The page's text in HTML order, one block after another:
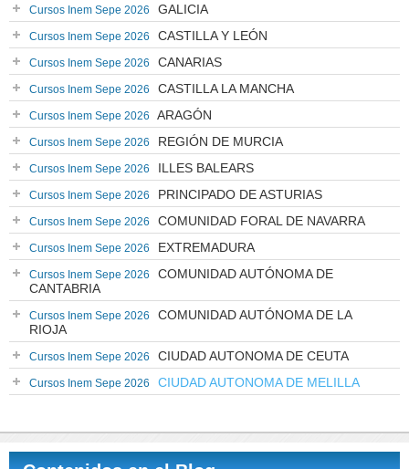
Cursos Inem Sepe 2026 GALICIA
Cursos Inem Sepe 2026 CASTILLA Y LEÓN
Cursos Inem Sepe 2026 CANARIAS
Cursos Inem Sepe 2026 CASTILLA LA MANCHA
Cursos Inem Sepe 2026 ARAGÓN
Cursos Inem Sepe 2026 REGIÓN DE MURCIA
Cursos Inem Sepe 2026 ILLES BALEARS
Cursos Inem Sepe 2026 PRINCIPADO DE ASTURIAS
Cursos Inem Sepe 2026 COMUNIDAD FORAL DE NAVARRA
Cursos Inem Sepe 2026 EXTREMADURA
Cursos Inem Sepe 2026
COMUNIDAD AUTÓNOMA DE
CANTABRIA
Cursos Inem Sepe 2026
COMUNIDAD AUTÓNOMA DE LA
RIOJA
Cursos Inem Sepe 2026 CIUDAD AUTONOMA DE CEUTA
Cursos Inem Sepe 2026 CIUDAD AUTONOMA DE MELILLA